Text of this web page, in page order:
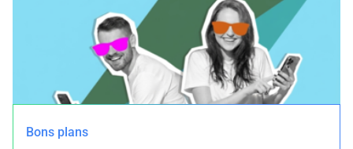
Bons plans